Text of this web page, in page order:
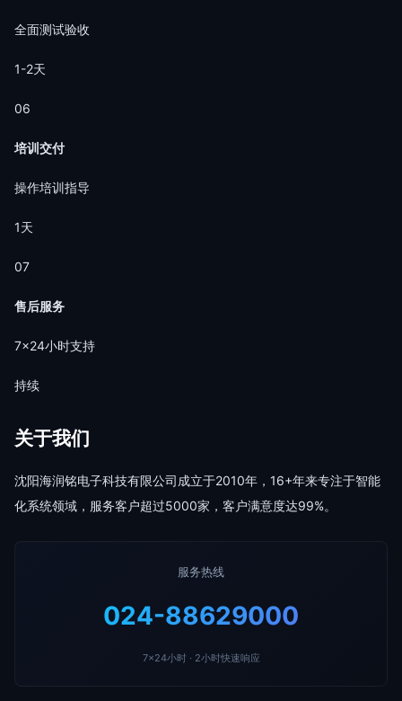
全面测试验收
1-2天
06
培训交付
操作培训指导
1天
07
售后服务
7×24小时支持
持续
关于我们
沈阳海润铭电子科技有限公司成立于2010年，16+年来专注于智能
化系统领域，服务客户超过5000家，客户满意度达99%。
服务热线
024-88629000
7×24小时 · 2小时快速响应